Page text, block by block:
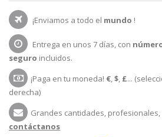
¡Enviamos a todo el mundo !
Entrega en unos 7 días, con
seguro incluidos.
¡Paga en tu moneda! €,$, £...
derecha)
Grandes cantidades,
contáctanos